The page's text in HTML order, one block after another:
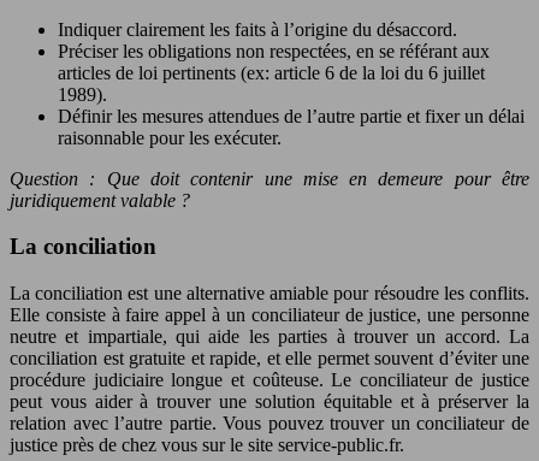
Indiquer clairement les faits à l’origine du désaccord.
Préciser les obligations non respectées, en se référant aux
articles de loi pertinents (ex: article 6 de la loi du 6 juillet
1989).
Définir les mesures attendues de l’autre partie et fixer un délai
raisonnable pour les exécuter.
Question : Que doit contenir une mise en demeure pour être
juridiquement valable ?
La conciliation
La conciliation est une alternative amiable pour résoudre les conflits.
Elle consiste à faire appel à un conciliateur de justice, une personne
neutre et impartiale, qui aide les parties à trouver un accord. La
conciliation est gratuite et rapide, et elle permet souvent d’éviter une
procédure judiciaire longue et coûteuse. Le conciliateur de justice
peut vous aider à trouver une solution équitable et à préserver la
relation avec l’autre partie. Vous pouvez trouver un conciliateur de
justice près de chez vous sur le site service-public.fr.